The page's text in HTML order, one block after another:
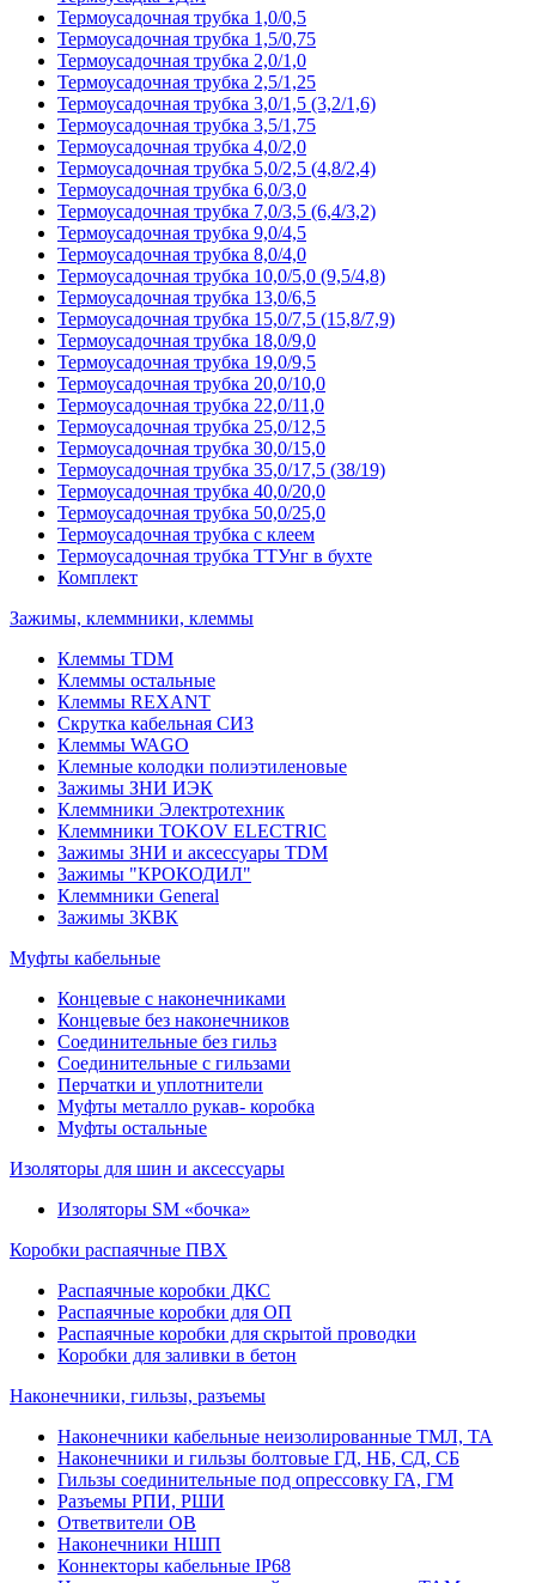
Термоусадочная трубка 1,0/0,5
Термоусадочная трубка 1,5/0,75
Термоусадочная трубка 2,0/1,0
Термоусадочная трубка 2,5/1,25
Термоусадочная трубка 3,0/1,5 (3,2/1,6)
Термоусадочная трубка 3,5/1,75
Термоусадочная трубка 4,0/2,0
Термоусадочная трубка 5,0/2,5 (4,8/2,4)
Термоусадочная трубка 6,0/3,0
Термоусадочная трубка 7,0/3,5 (6,4/3,2)
Термоусадочная трубка 9,0/4,5
Термоусадочная трубка 8,0/4,0
Термоусадочная трубка 10,0/5,0 (9,5/4,8)
Термоусадочная трубка 13,0/6,5
Термоусадочная трубка 15,0/7,5 (15,8/7,9)
Термоусадочная трубка 18,0/9,0
Термоусадочная трубка 19,0/9,5
Термоусадочная трубка 20,0/10,0
Термоусадочная трубка 22,0/11,0
Термоусадочная трубка 25,0/12,5
Термоусадочная трубка 30,0/15,0
Термоусадочная трубка 35,0/17,5 (38/19)
Термоусадочная трубка 40,0/20,0
Термоусадочная трубка 50,0/25,0
Термоусадочная трубка с клеем
Термоусадочная трубка ТТУнг в бухте
Комплект
Зажимы, клеммники, клеммы
Клеммы TDM
Клеммы остальные
Клеммы REXANT
Скрутка кабельная СИЗ
Клеммы WAGO
Клемные колодки полиэтиленовые
Зажимы ЗНИ ИЭК
Клеммники Электротехник
Клеммники TOKOV ELECTRIC
Зажимы ЗНИ и аксессуары TDM
Зажимы "КРОКОДИЛ"
Клеммники General
Зажимы 3КВК
Муфты кабельные
Концевые с наконечниками
Концевые без наконечников
Соединительные без гильз
Соединительные с гильзами
Перчатки и уплотнители
Муфты металло рукав- коробка
Муфты остальные
Изоляторы для шин и аксессуары
Изоляторы SM «бочка»
Коробки распаячные ПВХ
Распаячные коробки ДКС
Распаячные коробки для ОП
Распаячные коробки для скрытой проводки
Коробки для заливки в бетон
Наконечники, гильзы, разъемы
Наконечники кабельные неизолированные ТМЛ, ТА
Наконечники и гильзы болтовые ГД, НБ, СД, СБ
Гильзы соединительные под опрессовку ГА, ГМ
Разъемы РПИ, РШИ
Ответвители ОВ
Наконечники НШП
Коннекторы кабельные IP68